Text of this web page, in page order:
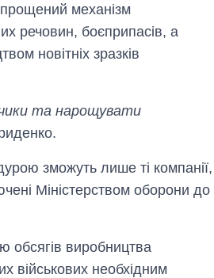
механізм
речовин, боєприпасів, а
новітніх зразків
та нарощувати
зможуть лише ті компанії,
Міністерством оборони до
обсягів виробництва
військових необхідним
Україні за роки
вторгнення